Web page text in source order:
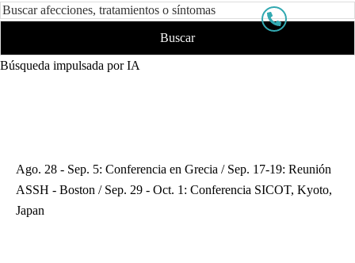
Búsqueda impulsada por IA
Ago. 28 - Sep. 5: Conferencia en Grecia / Sep. 17-19: Reunión
ASSH - Boston / Sep. 29 - Oct. 1: Conferencia SICOT, Kyoto,
Japan